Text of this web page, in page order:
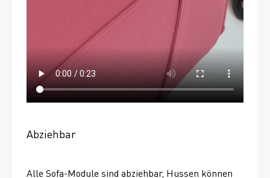
Abziehbar
Alle Sofa-Module sind abziehbar, Hussen können